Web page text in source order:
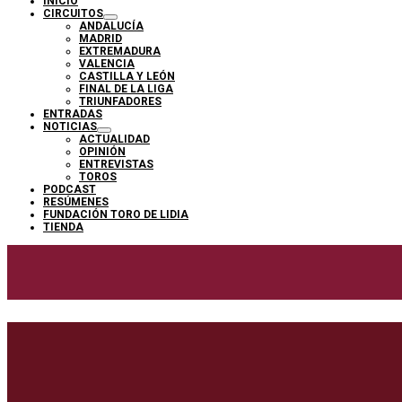
CIRCUITOS
ANDALUCÍA
MADRID
EXTREMADURA
VALENCIA
CASTILLA Y LEÓN
FINAL DE LA LIGA
TRIUNFADORES
ENTRADAS
NOTICIAS
ACTUALIDAD
OPINIÓN
ENTREVISTAS
TOROS
PODCAST
RESÚMENES
FUNDACIÓN TORO DE LIDIA
TIENDA